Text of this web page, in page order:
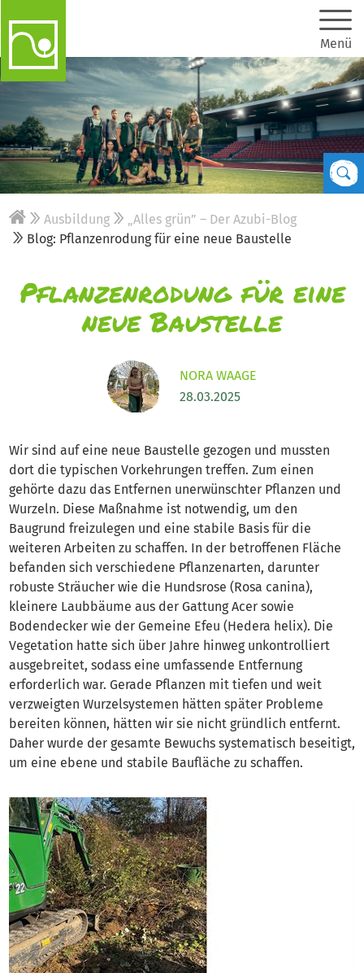
Menü
Ausbildung
„Alles grün” – Der Azubi-Blog
Blog: Pflanzenrodung für eine neue Baustelle
Pflanzenrodung für eine
neue Baustelle
NORA WAAGE
28.03.2025
Wir sind auf eine neue Baustelle gezogen und mussten
dort die typischen Vorkehrungen treffen. Zum einen
gehörte dazu das Entfernen unerwünschter Pflanzen und
Wurzeln. Diese Maßnahme ist notwendig, um den
Baugrund freizulegen und eine stabile Basis für die
weiteren Arbeiten zu schaffen. In der betroffenen Fläche
befanden sich verschiedene Pflanzenarten, darunter
robuste Sträucher wie die Hundsrose (Rosa canina),
kleinere Laubbäume aus der Gattung Acer sowie
Bodendecker wie der Gemeine Efeu (Hedera helix). Die
Vegetation hatte sich über Jahre hinweg unkontrolliert
ausgebreitet, sodass eine umfassende Entfernung
erforderlich war. Gerade Pflanzen mit tiefen und weit
verzweigten Wurzelsystemen hätten später Probleme
bereiten können, hätten wir sie nicht gründlich entfernt.
Daher wurde der gesamte Bewuchs systematisch beseitigt,
um eine ebene und stabile Baufläche zu schaffen.